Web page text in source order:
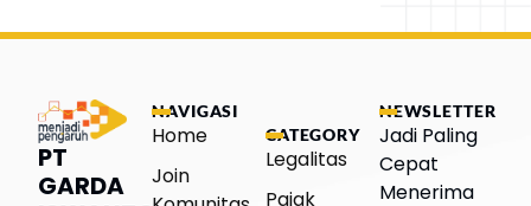
PT
GARDA
NAVIGASI
Home
Join
CATEGORY
Legalitas
Pajak
NEWSLETTER
Jadi Paling
Cepat
Menerima